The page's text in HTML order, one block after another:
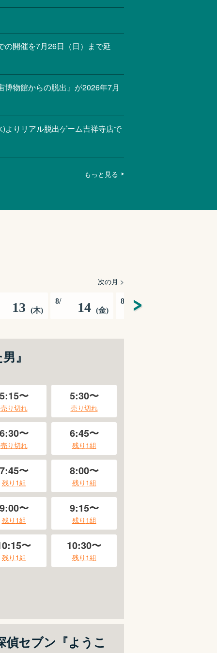
の開催を7月26日（日）まで延
物館からの脱出』が2026年7月
よりリアル脱出ゲーム吉祥寺店で
もっと見る
次の月 >
13 (木)
8/ 14 (金)
8
』
〜
売り切れ
5:30〜
売り切れ
〜
売り切れ
6:45〜
残り 1組
〜
残り 1組
8:00〜
残り 1組
〜
残り 1組
9:15〜
残り 1組
〜
残り 1組
10:30〜
残り 1組
偵セブン『ようこ